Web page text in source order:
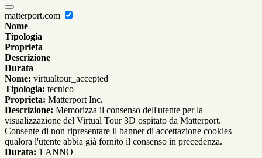
matterport.com
Nome
Tipologia
Proprieta
Descrizione
Durata
Nome: virtualtour_accepted
Tipologia: tecnico
Proprieta: Matterport Inc.
Descrizione: Memorizza il consenso dell'utente per la
visualizzazione del Virtual Tour 3D ospitato da Matterport.
Consente di non ripresentare il banner di accettazione cookies
qualora l'utente abbia già fornito il consenso in precedenza.
Durata: 1 ANNO